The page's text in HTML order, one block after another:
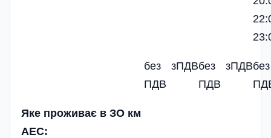
без
ПДВ
зПДВбез
ПДВ
зПДВбез
Яке проживає в ЗО км
АЕС: